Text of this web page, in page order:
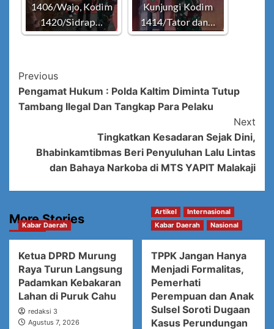
1406/Wajo, Kodim
1420/Sidrap…
Kunjungi Kodim
1414/Tator dan…
Post
Navigation
Previous
Pengamat Hukum : Polda Kaltim Diminta Tutup
Tambang Ilegal Dan Tangkap Para Pelaku
Next
Tingkatkan Kesadaran Sejak Dini,
Bhabinkamtibmas Beri Penyuluhan Lalu Lintas
dan Bahaya Narkoba di MTS YAPIT Malakaji
More Stories
Kabar Daerah
Ketua DPRD Murung
Raya Turun Langsung
Padamkan Kebakaran
Lahan di Puruk Cahu
redaksi 3
Agustus 7, 2026
Artikel
Internasional
Kabar Daerah
Nasional
TPPK Jangan Hanya
Menjadi Formalitas,
Pemerhati
Perempuan dan Anak
Sulsel Soroti Dugaan
Kasus Perundungan